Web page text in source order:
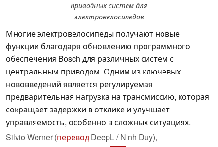
приводных систем для
электровелосипедов
Многие электровелосипеды получают новые
функции благодаря обновлению программного
обеспечения Bosch для различных систем с
центральным приводом. Одним из ключевых
нововведений является регулируемая
предварительная нагрузка на трансмиссию, которая
сокращает задержки в отклике и улучшает
управляемость, особенно в сложных ситуациях.
Silvio Werner (перевод DeepL / Ninh Duy),